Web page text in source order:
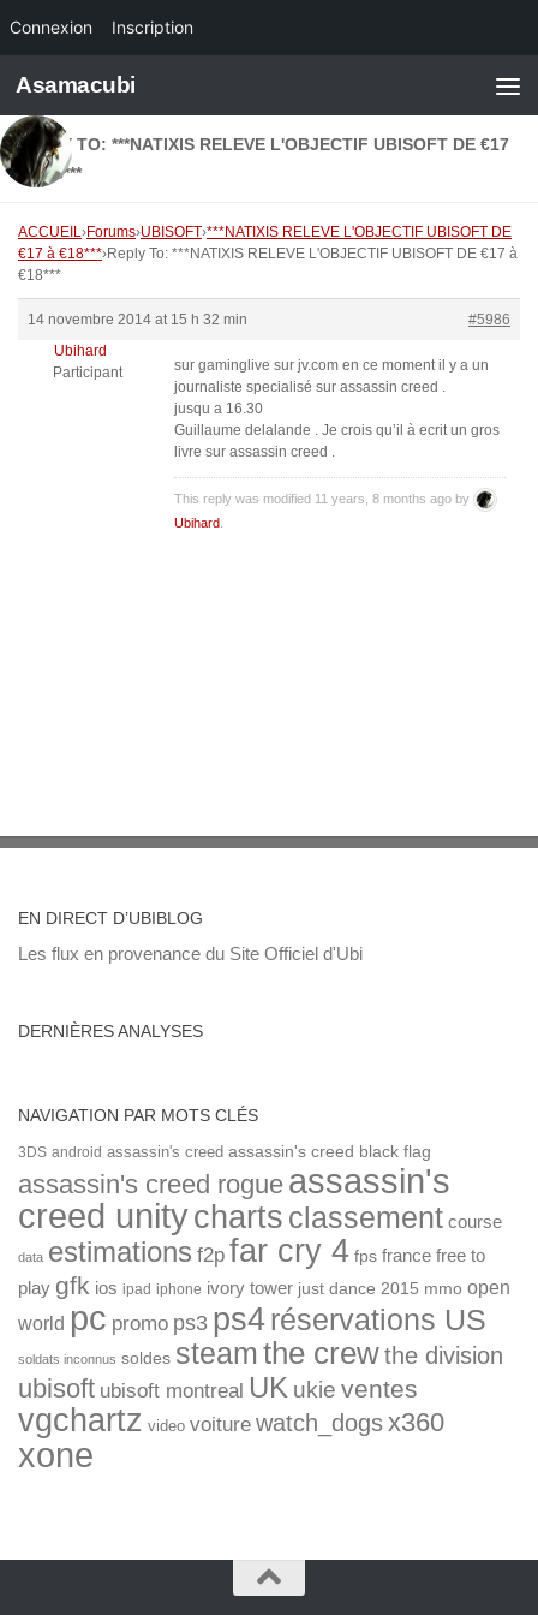
Connexion Inscription
Skip to content
Asamacubi
REPLY TO: ***NATIXIS RELEVE L'OBJECTIF UBISOFT DE €17
À €18***
ACCUEIL›Forums›UBISOFT›***NATIXIS RELEVE L'OBJECTIF UBISOFT DE
€17 à €18***›Reply To: ***NATIXIS RELEVE L'OBJECTIF UBISOFT DE €17 à
€18***
14 novembre 2014 at 15 h 32 min
#5986
Ubihard
Participant
sur gaminglive sur jv.com en ce moment il y a un
journaliste specialisé sur assassin creed .
jusqu a 16.30
Guillaume delalande . Je crois qu’il à ecrit un gros
livre sur assassin creed .
This reply was modified 11 years, 8 months ago by
Ubihard
EN DIRECT D’UBIBLOG
Les flux en provenance du Site Officiel d'Ubi
DERNIÈRES ANALYSES
NAVIGATION PAR MOTS CLÉS
3DS android assassin's creed assassin's creed black flag
assassin's creed rogue assassin's
creed unitycharts classement course
data estimations f2p far cry 4 fps france free to
play gfk ios ipad iphone ivory tower just dance 2015 mmo open
world pc promo ps3 ps4réservations US
soldats inconnus soldes steamthe crewthe division
ubisoft ubisoft montreal UK ukie ventes
vgchartz video voiture watch_dogsx360
xone